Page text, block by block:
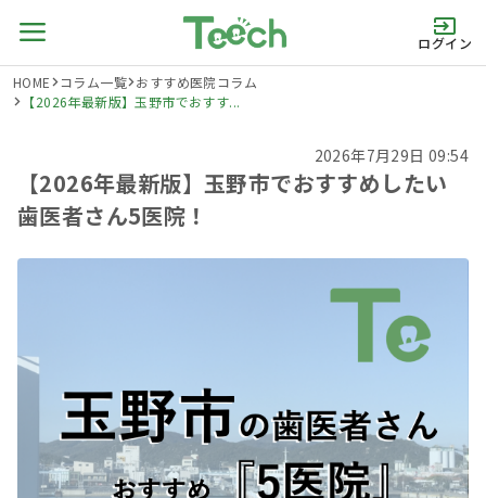
ログイン
HOME コラム一覧 おすすめ医院コラム
【2026年最新版】玉野市でおすす...
2026年7月29日 09:54
【2026年最新版】玉野市でおすすめしたい
歯医者さん5医院！